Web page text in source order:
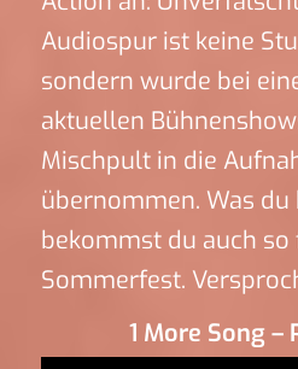
Audiospur ist keine
sondern wurde bei
aktuellen
Mischpult in die
übernommen. Was du
bekommst du auch
Sommerfest.
1 More Song –